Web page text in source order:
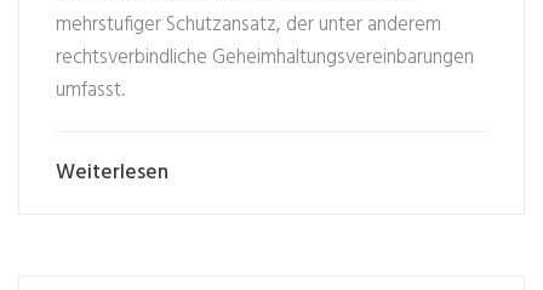
mehrstufiger Schutzansatz, der unter anderem
rechtsverbindliche Geheimhaltungsvereinbarungen
umfasst.
Weiterlesen